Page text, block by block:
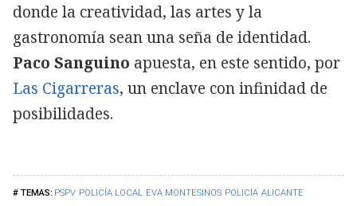
PSPV POLICÍA LOCAL EVA MONTESINOS POLICÍA ALICANTE
donde la creatividad, las artes y la
gastronomía sean una seña de identidad.
Paco Sanguino apuesta, en este sentido, por
Las Cigarreras, un enclave con infinidad de
posibilidades.